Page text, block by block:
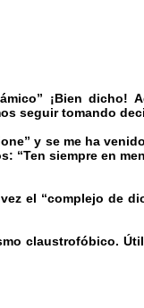
¡Bien dicho!
seguir tomando
y se me ha
“Ten siempre en
el “complejo de
claustrofóbico.